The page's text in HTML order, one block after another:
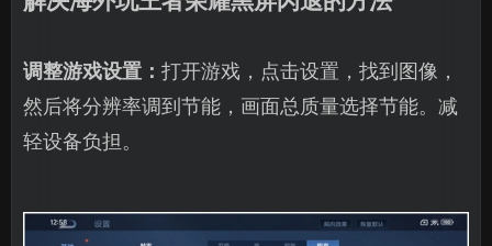
调整游戏设置： 打开游戏，点击设置，找到图像，
然后将分辨率调到节能，画面总质量选择节能。减
轻设备负担。